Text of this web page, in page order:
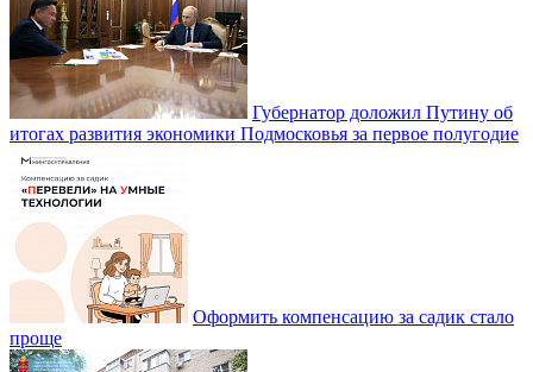
Губернатор доложил Путину об
итогах развития экономики Подмосковья за первое полугодие
Оформить компенсацию за садик стало
проще